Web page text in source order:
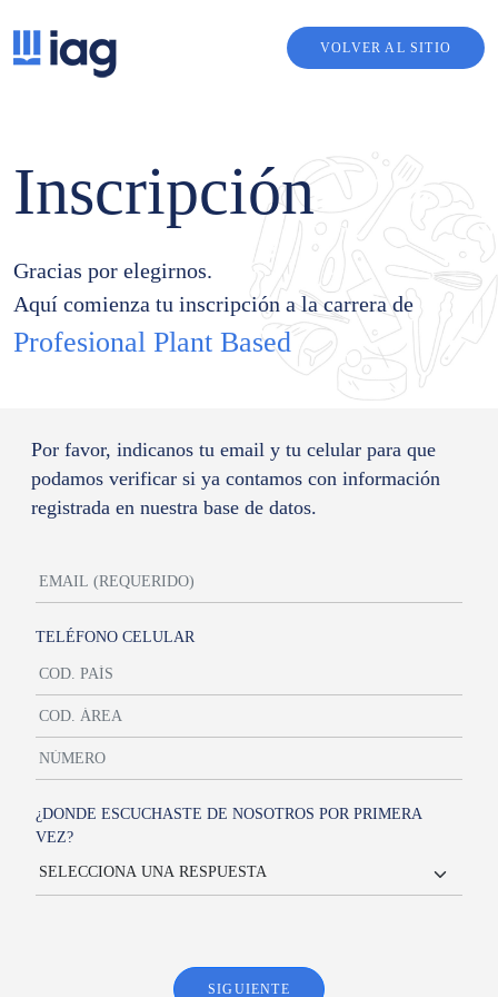
VOLVER AL SITIO
Inscripción
Gracias por elegirnos.
Aquí comienza tu inscripción a la carrera de
Profesional Plant Based
Por favor, indicanos tu email y tu celular para que
podamos verificar si ya contamos con información
registrada en nuestra base de datos.
TELÉFONO CELULAR
¿DONDE ESCUCHASTE DE NOSOTROS POR PRIMERA
VEZ?
SIGUIENTE